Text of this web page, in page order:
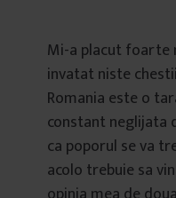
Mi-a placut foarte
invatat niste
Romania este o
constant neglijata
ca poporul se va
acolo trebuie sa